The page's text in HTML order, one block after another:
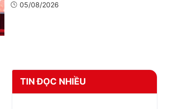
05/08/2026
TIN ĐỌC NHIỀU